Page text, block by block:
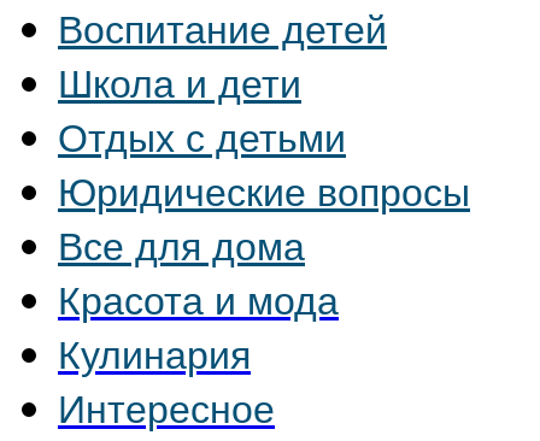
Воспитание детей
Школа и дети
Отдых с детьми
Юридические вопросы
Все для дома
Красота и мода
Кулинария
Интересное